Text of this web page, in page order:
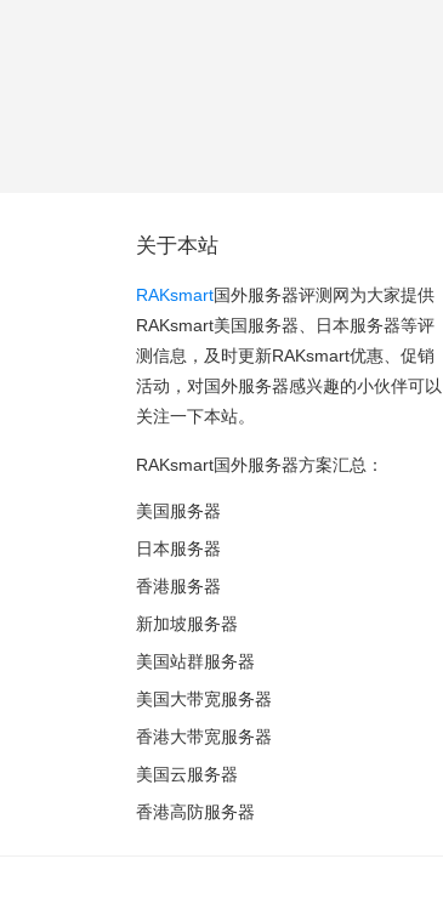
关于本站
RAKsmart国外服务器评测网为大家提供
RAKsmart美国服务器、日本服务器等评
测信息，及时更新RAKsmart优惠、促销
活动，对国外服务器感兴趣的小伙伴可以
关注一下本站。
RAKsmart国外服务器方案汇总：
美国服务器
日本服务器
香港服务器
新加坡服务器
美国站群服务器
美国大带宽服务器
香港大带宽服务器
美国云服务器
香港高防服务器